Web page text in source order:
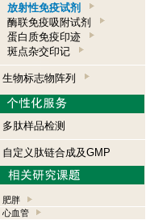
放射性免疫试剂
酶联免疫吸附试剂
蛋白质免疫印迹
斑点杂交印记
生物标志物阵列
多肽样品检测
自定义肽链合成及GMP
肥胖
心血管